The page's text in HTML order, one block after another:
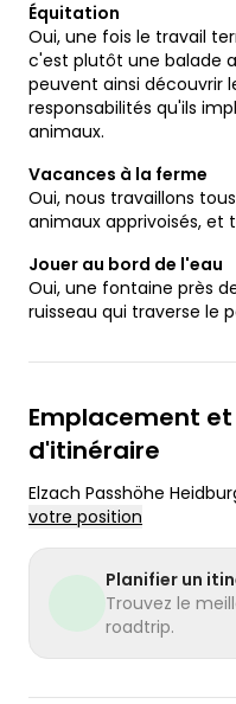
Équitation
Oui, une fois le travail
c'est plutôt une balade
peuvent ainsi découvrir
responsabilités qu'ils
animaux.
Vacances à la ferme
Oui, nous travaillons
animaux apprivoisés, et
Jouer au bord de l'eau
Oui, une fontaine près
ruisseau qui traverse le
Emplacement
d'itinéraire
Elzach Passhöhe
votre position
Planifier un
Trouvez le
roadtrip.